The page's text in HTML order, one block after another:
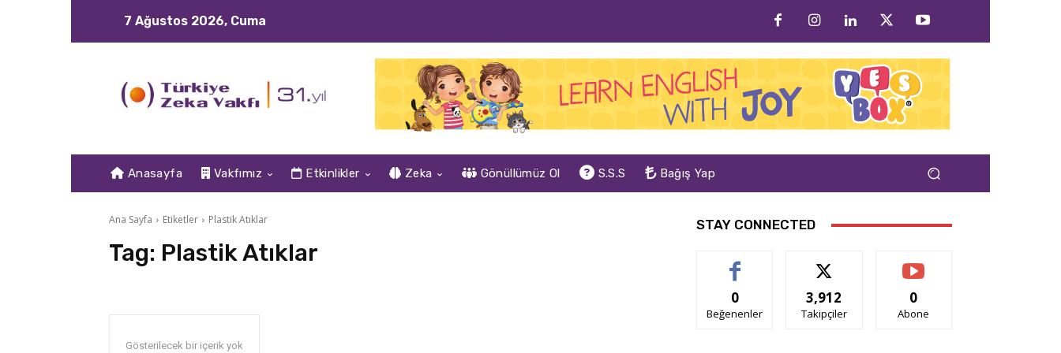
7 Ağustos 2026, Cuma
Anasayfa Vakfımız Etkinlikler Zeka Gönüllümüz Ol S.S.S Bağış Yap
Ana Sayfa Etiketler Plastik Atıklar
Tag: Plastik Atıklar
Gösterilecek bir içerik yok
STAY CONNECTED
0
Beğenenler
3,912
Takipçiler
0
Abone